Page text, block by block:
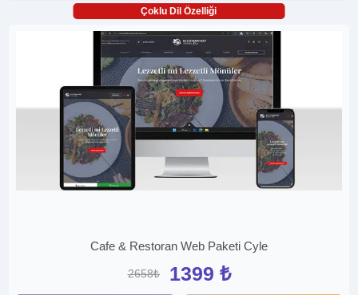
Çoklu Dil Özelliği
Cafe & Restoran Web Paketi Cyle
2658₺ 1399 ₺